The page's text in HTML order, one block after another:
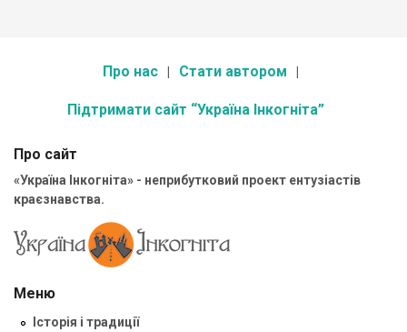
Про нас Стати автором
Підтримати сайт “Україна Інкогніта”
Про сайт
«Україна Інкогніта» - неприбутковий проект ентузіастів
краєзнавства.
Меню
Історія і традиції